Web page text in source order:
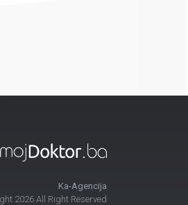
Ka-Agencija
2026 All Right Reserved